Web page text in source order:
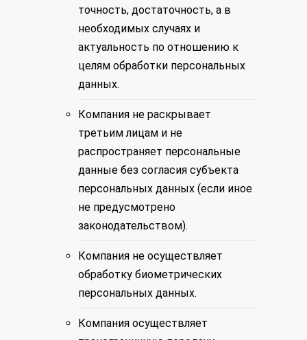
точность, достаточность, а в
необходимых случаях и
актуальность по отношению к
целям обработки персональных
данных.
Компания не раскрывает
третьим лицам и не
распространяет персональные
данные без согласия субъекта
персональных данных (если иное
не предусмотрено
законодательством).
Компания не осуществляет
обработку биометрических
персональных данных.
Компания осуществляет